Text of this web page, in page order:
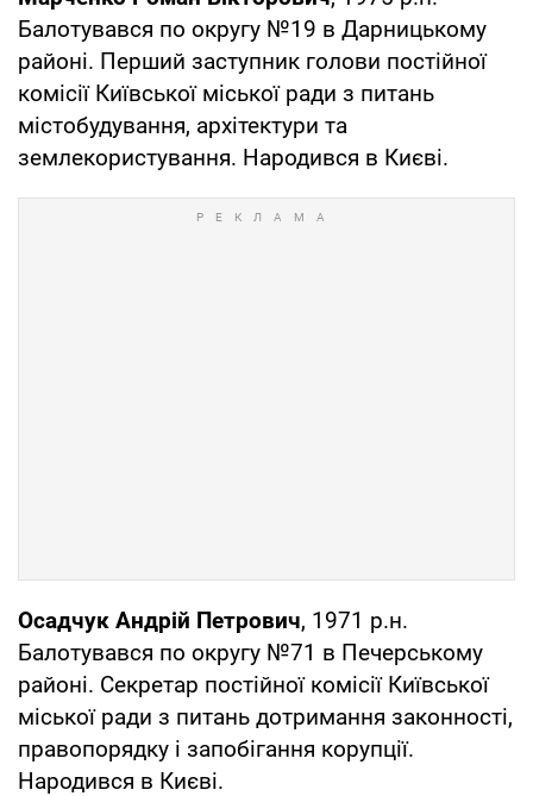
Балотувався по округу №19 в Дарницькому
районі. Перший заступник голови постійної
комісії Київської міської ради з питань
містобудування, архітектури та
землекористування. Народився в Києві.
Осадчук Андрій Петрович, 1971 р.н.
Балотувався по округу №71 в Печерському
районі. Секретар постійної комісії Київської
міської ради з питань дотримання законності,
правопорядку і запобігання корупції.
Народився в Києві.